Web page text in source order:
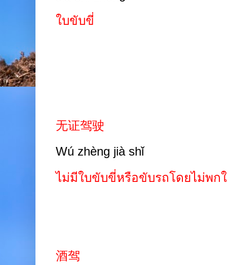
ใบขับขี่
无证驾驶
Wú zhèng jià shǐ
ไม่มีใบขับขี่หรือขับรถโดยไม่พก
酒驾